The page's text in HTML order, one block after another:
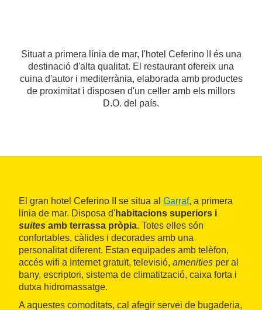
Situat a primera línia de mar, l'hotel Ceferino II és una
destinació d'alta qualitat. El restaurant ofereix una
cuina d'autor i mediterrània, elaborada amb productes
de proximitat i disposen d'un celler amb els millors
D.O. del país.
El gran hotel Ceferino II se situa al Garraf, a primera
línia de mar. Disposa d'habitacions superiors i
suites amb terrassa pròpia. Totes elles són
confortables, càlides i decorades amb una
personalitat diferent. Estan equipades amb telèfon,
accés wifi a Internet gratuït, televisió, amenities per al
bany, escriptori, sistema de climatització, caixa forta i
dutxa hidromassatge.
A aquestes comoditats, cal afegir servei de bugaderia,